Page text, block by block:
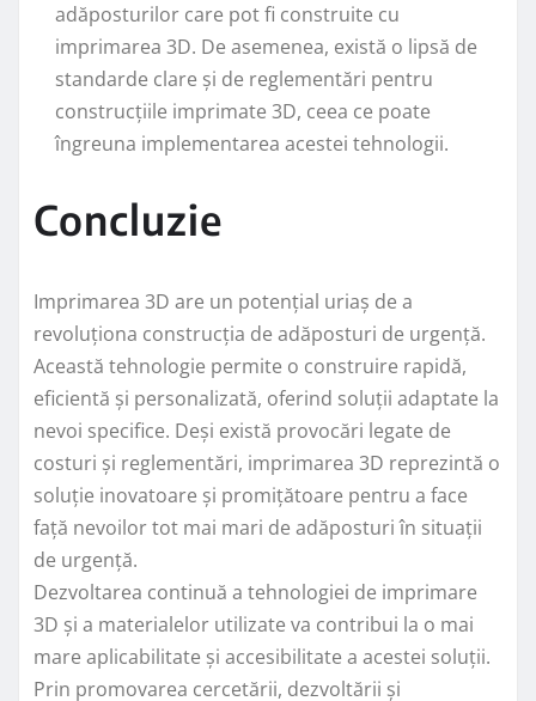
adăposturilor care pot fi construite cu
imprimarea 3D. De asemenea, există o lipsă de
standarde clare și de reglementări pentru
construcțiile imprimate 3D, ceea ce poate
îngreuna implementarea acestei tehnologii.
Concluzie
Imprimarea 3D are un potențial uriaș de a
revoluționa construcția de adăposturi de urgență.
Această tehnologie permite o construire rapidă,
eficientă și personalizată, oferind soluții adaptate la
nevoi specifice. Deși există provocări legate de
costuri și reglementări, imprimarea 3D reprezintă o
soluție inovatoare și promițătoare pentru a face
față nevoilor tot mai mari de adăposturi în situații
de urgență.
Dezvoltarea continuă a tehnologiei de imprimare
3D și a materialelor utilizate va contribui la o mai
mare aplicabilitate și accesibilitate a acestei soluții.
Prin promovarea cercetării, dezvoltării și